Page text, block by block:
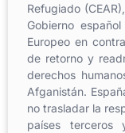
Refugiado
Gobierno
Europeo en
de retorno y
derechos
Afganistán.
no trasladar la
países terceros